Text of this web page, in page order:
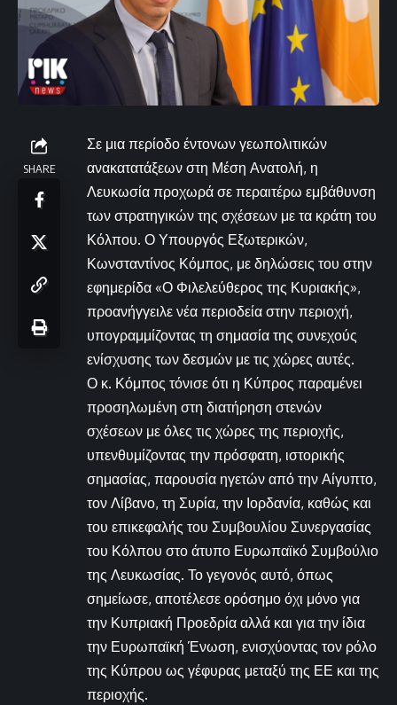
SHARE
Σε μια περίοδο έντονων γεωπολιτικών
ανακατατάξεων στη Μέση Ανατολή, η
Λευκωσία προχωρά σε περαιτέρω εμβάθυνση
των στρατηγικών της σχέσεων με τα κράτη του
Κόλπου. Ο Υπουργός Εξωτερικών,
Κωνσταντίνος Κόμπος, με δηλώσεις του στην
εφημερίδα «Ο Φιλελεύθερος της Κυριακής»,
προανήγγειλε νέα περιοδεία στην περιοχή,
υπογραμμίζοντας τη σημασία της συνεχούς
ενίσχυσης των δεσμών με τις χώρες αυτές.
Ο κ. Κόμπος τόνισε ότι η Κύπρος παραμένει
προσηλωμένη στη διατήρηση στενών
σχέσεων με όλες τις χώρες της περιοχής,
υπενθυμίζοντας την πρόσφατη, ιστορικής
σημασίας, παρουσία ηγετών από την Αίγυπτο,
τον Λίβανο, τη Συρία, την Ιορδανία, καθώς και
του επικεφαλής του Συμβουλίου Συνεργασίας
του Κόλπου στο άτυπο Ευρωπαϊκό Συμβούλιο
της Λευκωσίας. Το γεγονός αυτό, όπως
σημείωσε, αποτέλεσε ορόσημο όχι μόνο για
την Κυπριακή Προεδρία αλλά και για την ίδια
την Ευρωπαϊκή Ένωση, ενισχύοντας τον ρόλο
της Κύπρου ως γέφυρας μεταξύ της ΕΕ και της
περιοχής.